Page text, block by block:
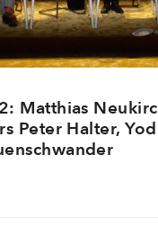
Matthias
Peter Halter,